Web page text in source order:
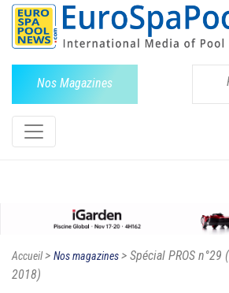
Nos Magazines
Accueil> Nos magazines> Spécial PROS
2018)